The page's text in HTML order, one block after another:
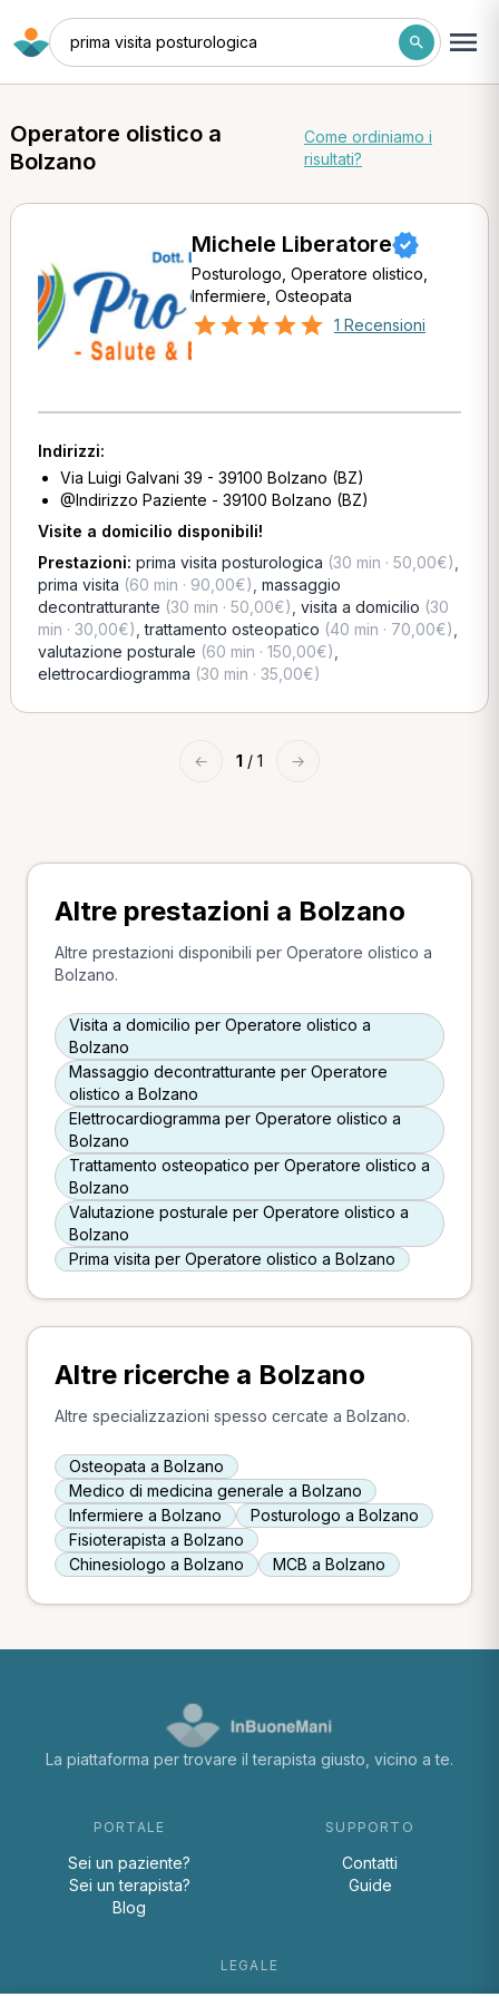
prima visita posturologica
Operatore olistico a
Bolzano
Come ordiniamo i
risultati?
Michele Liberatore
Posturologo, Operatore olistico,
Infermiere, Osteopata
1 Recensioni
Indirizzi:
Via Luigi Galvani 39 - 39100 Bolzano (BZ)
@Indirizzo Paziente - 39100 Bolzano (BZ)
Visite a domicilio disponibili!
Prestazioni: prima visita posturologica (30 min · 50,00€)
prima visita (60 min · 90,00€) massaggio
decontratturante (30 min · 50,00€) visita a domicilio (30
min · 30,00€) ,trattamento osteopatico (40 min · 70,00€)
valutazione posturale (60 min · 150,00€)
elettrocardiogramma (30 min · 35,00€)
← 1 / 1 →
Altre prestazioni a Bolzano
Altre prestazioni disponibili per Operatore olistico a
Bolzano.
Visita a domicilio per Operatore olistico a
Bolzano
Massaggio decontratturante per Operatore
olistico a Bolzano
Elettrocardiogramma per Operatore olistico a
Bolzano
Trattamento osteopatico per Operatore olistico a
Bolzano
Valutazione posturale per Operatore olistico a
Bolzano
Prima visita per Operatore olistico a Bolzano
Altre ricerche a Bolzano
Altre specializzazioni spesso cercate a Bolzano.
Osteopata a Bolzano
Medico di medicina generale a Bolzano
Infermiere a Bolzano
Posturologo a Bolzano
Fisioterapista a Bolzano
Chinesiologo a Bolzano
MCB a Bolzano
La piattaforma per trovare il terapista giusto, vicino a te.
PORTALE
Sei un paziente?
Sei un terapista?
Blog
SUPPORTO
Contatti
Guide
LEGALE